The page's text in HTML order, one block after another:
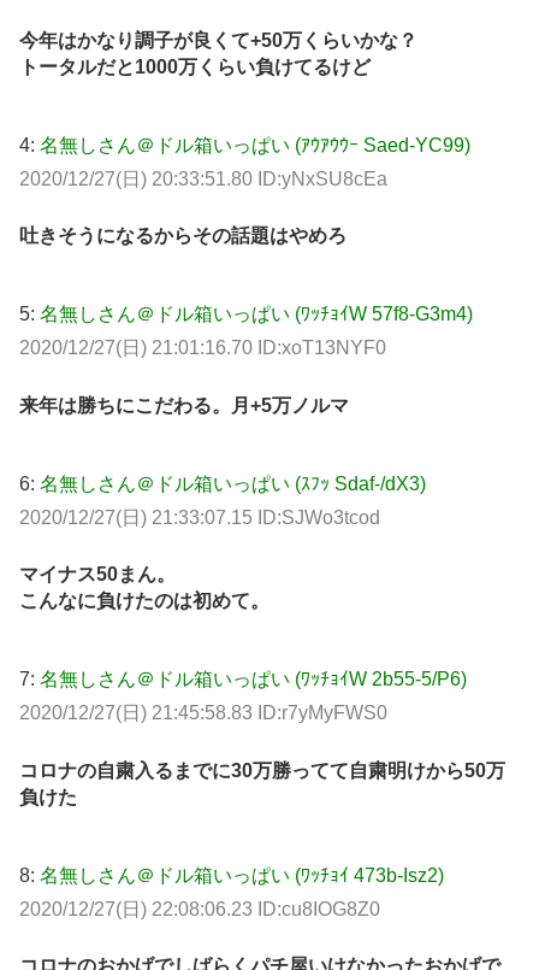
今年はかなり調子が良くて+50万くらいかな？
トータルだと1000万くらい負けてるけど
4: 名無しさん＠ドル箱いっぱい (ｱｳｱｳｳｰ Saed-YC99)
2020/12/27(日) 20:33:51.80 ID:yNxSU8cEa
吐きそうになるからその話題はやめろ
5: 名無しさん＠ドル箱いっぱい (ﾜｯﾁｮｲW 57f8-G3m4)
2020/12/27(日) 21:01:16.70 ID:xoT13NYF0
来年は勝ちにこだわる。月+5万ノルマ
6: 名無しさん＠ドル箱いっぱい (ｽﾌｯ Sdaf-/dX3)
2020/12/27(日) 21:33:07.15 ID:SJWo3tcod
マイナス50まん。
こんなに負けたのは初めて。
7: 名無しさん＠ドル箱いっぱい (ﾜｯﾁｮｲW 2b55-5/P6)
2020/12/27(日) 21:45:58.83 ID:r7yMyFWS0
コロナの自粛入るまでに30万勝ってて自粛明けから50万
負けた
8: 名無しさん＠ドル箱いっぱい (ﾜｯﾁｮｲ 473b-Isz2)
2020/12/27(日) 22:08:06.23 ID:cu8IOG8Z0
コロナのおかげでしばらくパチ屋いけなかったおかげで